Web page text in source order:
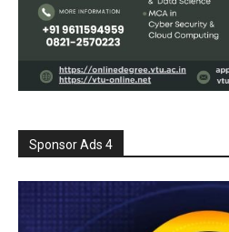
Sponsor Ads 4